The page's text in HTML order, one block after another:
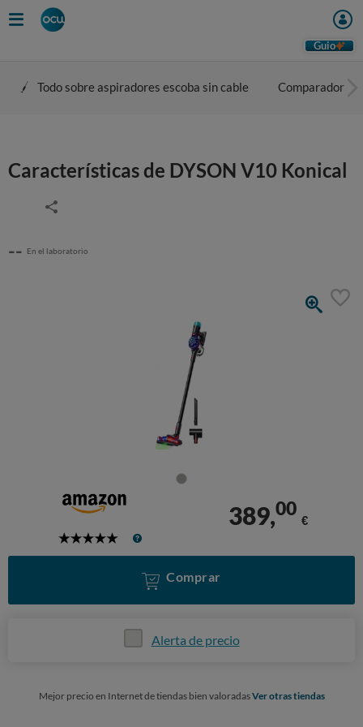
Guio
Todo sobre aspiradores escoba sin cable Comparador
Características de DYSON V10 Konical
-- En el laboratorio
5
389,00
€
Comprar
Alerta de precio
Mejor precio en Internet de tiendas bien valoradasVer otras tiendas